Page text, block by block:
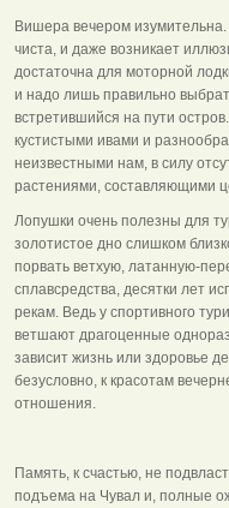
Вишера вечером
чиста, и даже возникает
достаточна для моторной
и надо лишь правильно
встретившийся на пути
кустистыми ивами и
неизвестными нам, в силу
растениями, составляющими
Лопушки очень полезны для
золотистое дно слишком
порвать ветхую, латанную-
сплавсредства, десятки лет
рекам. Ведь у спортивного
ветшают драгоценные
зависит жизнь или здоровье
безусловно, к красотам
отношения.
Память, к счастью, не
подъема на Чувал и, полные